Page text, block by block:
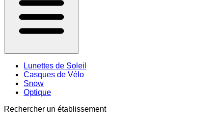
Lunettes de Soleil
Casques de Vélo
Snow
Optique
Rechercher un établissement